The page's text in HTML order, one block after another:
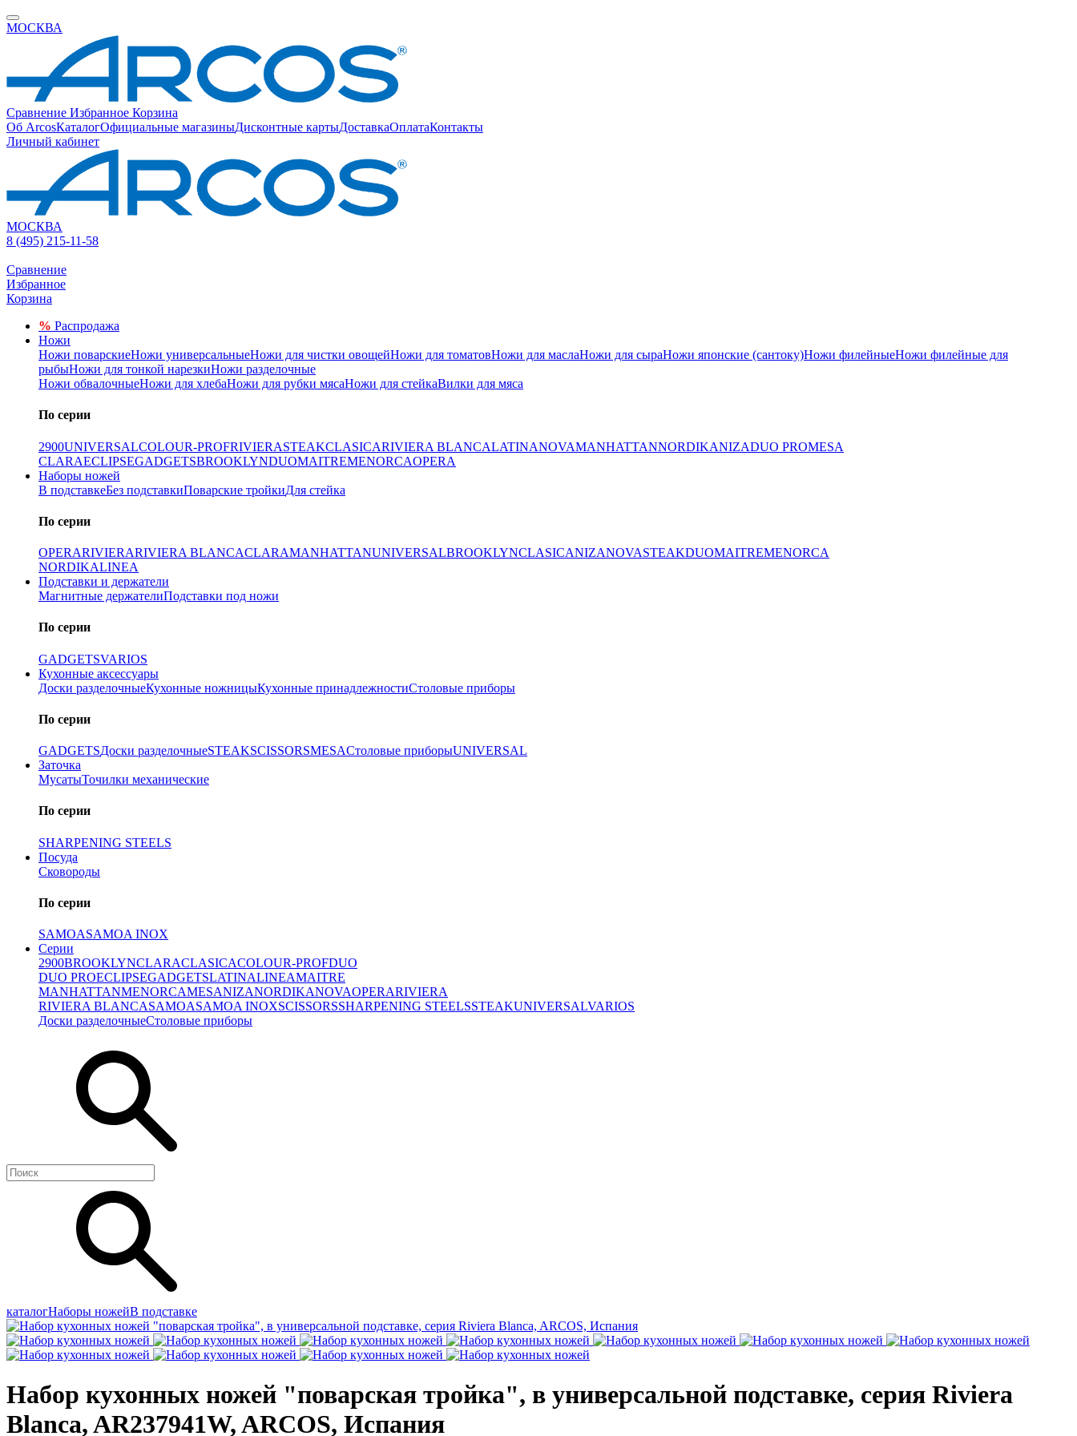
МОСКВА
Сравнение Избранное Корзина
Об ArcosКаталогОфициальные магазиныДисконтные картыДоставкаОплатаКонтакты
Личный кабинет
МОСКВА
8 (495) 215-11-58
Сравнение
Избранное
Корзина
% Распродажа
Ножи
Ножи поварскиеНожи универсальныеНожи для чистки овощейНожи для томатовНожи для маслаНожи для сыраНожи японские (сантоку)Ножи филейныеНожи филейные для
рыбыНожи для тонкой нарезкиНожи разделочные
Ножи обвалочныеНожи для хлебаНожи для рубки мясаНожи для стейкаВилки для мяса
По серии
2900UNIVERSALCOLOUR-PROFRIVIERASTEAKCLASICARIVIERA BLANCALATINANOVAMANHATTANNORDIKANIZADUO PROMESA
CLARAECLIPSEGADGETSBROOKLYNDUOMAITREMENORCAOPERA
Наборы ножей
В подставкеБез подставкиПоварские тройкиДля стейка
По серии
OPERARIVIERARIVIERA BLANCACLARAMANHATTANUNIVERSALBROOKLYNCLASICANIZANOVASTEAKDUOMAITREMENORCA
NORDIKALINEA
Подставки и держатели
Магнитные держателиПодставки под ножи
По серии
GADGETSVARIOS
Кухонные аксессуары
Доски разделочныеКухонные ножницыКухонные принадлежностиСтоловые приборы
По серии
GADGETSДоски разделочныеSTEAKSCISSORSMESAСтоловые приборыUNIVERSAL
Заточка
МусатыТочилки механические
По серии
SHARPENING STEELS
Посуда
Сковороды
По серии
SAMOASAMOA INOX
Серии
2900BROOKLYNCLARACLASICACOLOUR-PROFDUO
DUO PROECLIPSEGADGETSLATINALINEAMAITRE
MANHATTANMENORCAMESANIZANORDIKANOVAOPERARIVIERA
RIVIERA BLANCASAMOASAMOA INOXSCISSORSSHARPENING STEELSSTEAKUNIVERSALVARIOS
Доски разделочныеСтоловые приборы
каталогНаборы ножейВ подставке
Набор кухонных ножей "поварская тройка", в универсальной подставке, серия Riviera
Blanca, AR237941W, ARCOS, Испания